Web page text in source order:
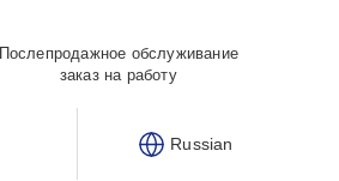
Послепродажное обслуживание
заказ на работу
Russian